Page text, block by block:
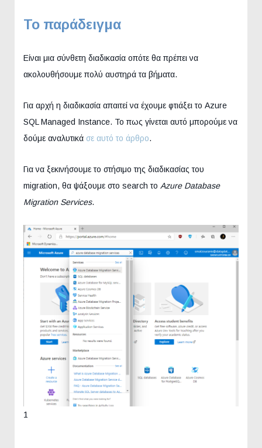
Το παράδειγμα
Είναι μια σύνθετη διαδικασία οπότε θα πρέπει να
ακολουθήσουμε πολύ αυστηρά τα βήματα.
Για αρχή η διαδικασία απαιτεί να έχουμε φτιάξει το Azure
SQL Managed Instance. Το πως γίνεται αυτό μπορούμε να
δούμε αναλυτικά σε αυτό το άρθρο.
Για να ξεκινήσουμε το στήσιμο της διαδικασίας του
migration, θα ψάξουμε στο search το Azure Database
Migration Services.
1